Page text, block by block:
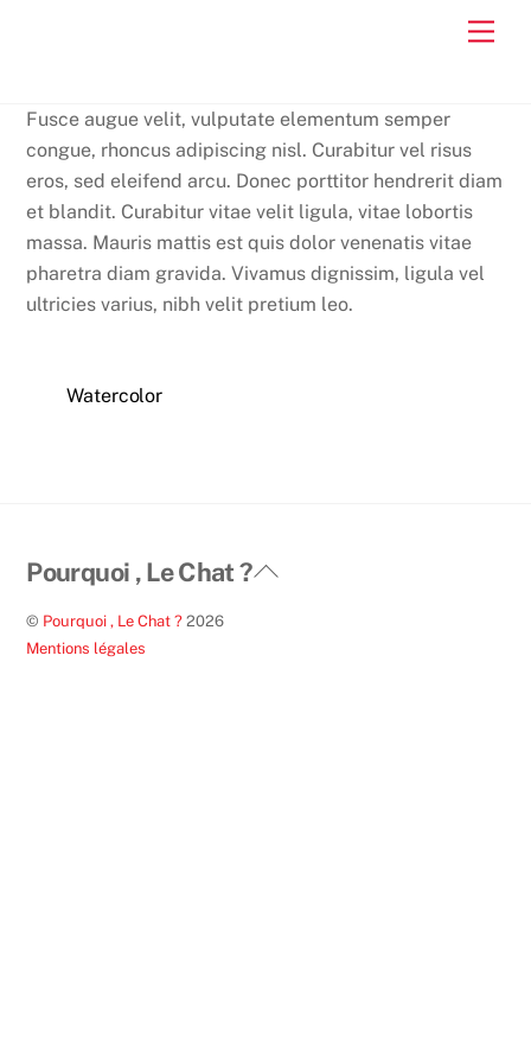
Fusce augue velit, vulputate elementum semper
congue, rhoncus adipiscing nisl. Curabitur vel risus
eros, sed eleifend arcu. Donec porttitor hendrerit diam
et blandit. Curabitur vitae velit ligula, vitae lobortis
massa. Mauris mattis est quis dolor venenatis vitae
pharetra diam gravida. Vivamus dignissim, ligula vel
ultricies varius, nibh velit pretium leo.
Watercolor
Back
Pourquoi , Le Chat ?
© Pourquoi , Le Chat ? 2026
Mentions légales